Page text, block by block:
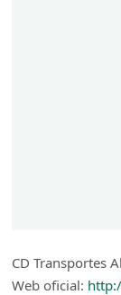
CD Transportes
Web oficial: